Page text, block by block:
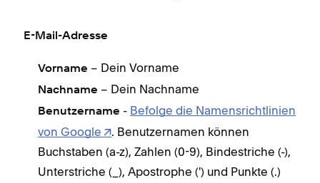
E-Mail-Adresse
Vorname – Dein Vorname
Nachname – Dein Nachname
Benutzername - Befolge die Namensrichtlinien
von Google
. Benutzernamen können
Buchstaben (a-z), Zahlen (0-9), Bindestriche (-),
Unterstriche (_), Apostrophe (') und Punkte (.)